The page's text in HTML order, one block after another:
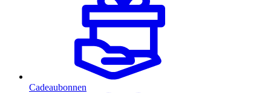
Cadeaubonnen